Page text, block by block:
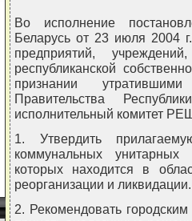
Во исполнение
Беларусь от 23 июля 2004
предприятий,
республиканской
признании
Правительства
исполнительный комитет
1. Утвердить
коммунальных унитарных
которых находится в
реорганизации и ликвидации.
2. Рекомендовать